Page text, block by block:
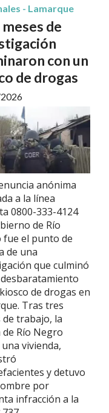
de
con un
de drogas
- Lamarque
anónima
a la línea
0800-333-4124
de Río
fue el punto de
de una
que culminó
de drogas en
Tras tres
de trabajo, la
de Río Negro
vivienda,
y detuvo
por
infracción a la